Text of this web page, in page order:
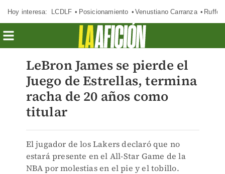
Hoy interesa: LCDLF Posicionamiento Venustiano Carranza Ruffo
LeBron James se pierde el
Juego de Estrellas, termina
racha de 20 años como
titular
El jugador de los Lakers declaró que no
estará presente en el All-Star Game de la
NBA por molestias en el pie y el tobillo.